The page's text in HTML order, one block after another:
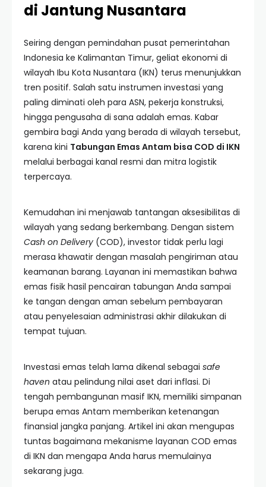
di Jantung Nusantara
Seiring dengan pemindahan pusat pemerintahan
Indonesia ke Kalimantan Timur, geliat ekonomi di
wilayah Ibu Kota Nusantara (IKN) terus menunjukkan
tren positif. Salah satu instrumen investasi yang
paling diminati oleh para ASN, pekerja konstruksi,
hingga pengusaha di sana adalah emas. Kabar
gembira bagi Anda yang berada di wilayah tersebut,
karena kini Tabungan Emas Antam bisa COD di IKN
melalui berbagai kanal resmi dan mitra logistik
terpercaya.
Kemudahan ini menjawab tantangan aksesibilitas di
wilayah yang sedang berkembang. Dengan sistem
Cash on Delivery (COD), investor tidak perlu lagi
merasa khawatir dengan masalah pengiriman atau
keamanan barang. Layanan ini memastikan bahwa
emas fisik hasil pencairan tabungan Anda sampai
ke tangan dengan aman sebelum pembayaran
atau penyelesaian administrasi akhir dilakukan di
tempat tujuan.
Investasi emas telah lama dikenal sebagai safe
haven atau pelindung nilai aset dari inflasi. Di
tengah pembangunan masif IKN, memiliki simpanan
berupa emas Antam memberikan ketenangan
finansial jangka panjang. Artikel ini akan mengupas
tuntas bagaimana mekanisme layanan COD emas
di IKN dan mengapa Anda harus memulainya
sekarang juga.